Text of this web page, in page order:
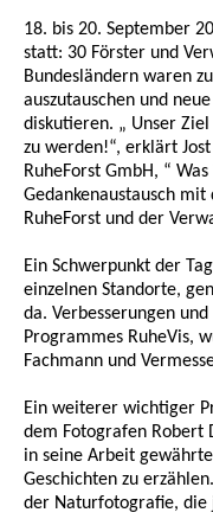
18. bis 20. September
statt: 30 Förster und
Bundesländern waren
auszutauschen und
diskutieren. „ Unser
zu werden!“, erklärt
RuheForst GmbH, “
Gedankenaustausch
RuheForst und der
Ein Schwerpunkt der
einzelnen Standorte,
da. Verbesserungen
Programmes RuheVis,
Fachmann und
Ein weiterer wichtiger
dem Fotografen Robert
in seine Arbeit
Geschichten zu
der Naturfotografie,